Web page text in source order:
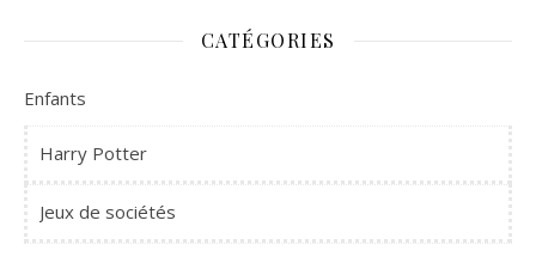
CATÉGORIES
Enfants
Harry Potter
Jeux de sociétés